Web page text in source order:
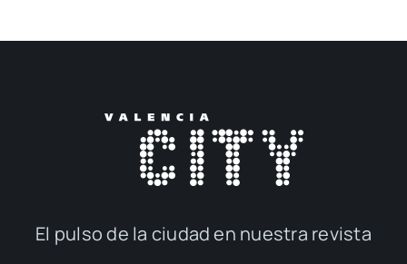
El pul­so de la ciu­dad en nues­tra revis­ta